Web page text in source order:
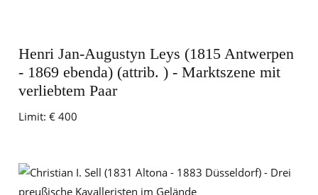
Henri Jan-Augustyn Leys (1815 Antwerpen
- 1869 ebenda) (attrib. ) - Marktszene mit
verliebtem Paar
Limit: € 400